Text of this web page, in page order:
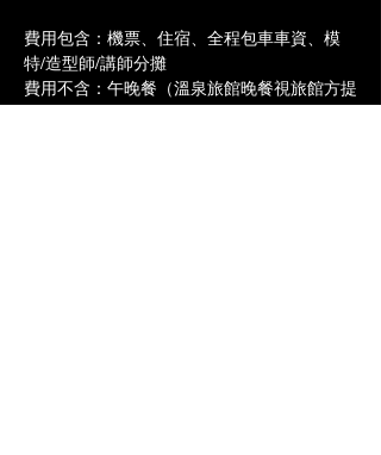
費用包含：機票、住宿、全程包車車資、模
特/造型師/講師分攤
費用不含：午晚餐（溫泉旅館晚餐視旅館方提